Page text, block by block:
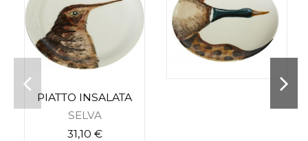
PIATTO INSALATA
SELVA
31,10 €